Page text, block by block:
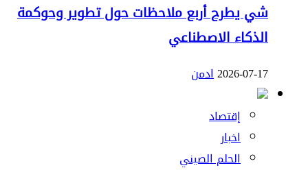
شي يطرح أربع ملاحظات حول تطوير وحوكمة
الذكاء الاصطناعي
2026-07-17ادمن
إقتصاد
اخبار
الحلم الصيني